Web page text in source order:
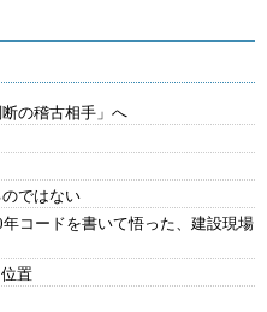
の稽古相手」へ
ではない
コードを書いて悟った、建設現場
置